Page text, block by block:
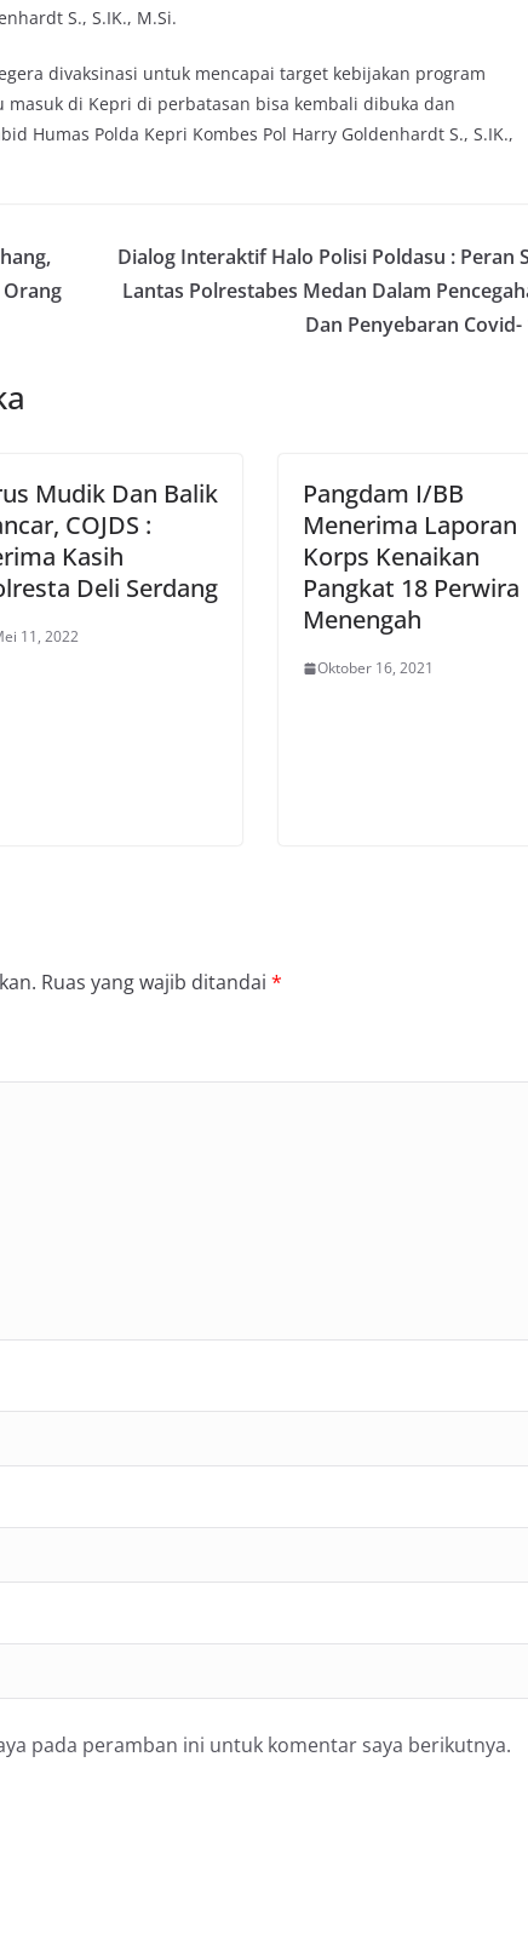
S., S.IK., M.Si.
divaksinasi untuk mencapai target kebijakan program
di Kepri di perbatasan bisa kembali dibuka dan
Humas Polda Kepri Kombes Pol Harry Goldenhardt S., S.IK.,
Dialog Interaktif Halo Polisi Poldasu : Peran
Lantas Polrestabes Medan Dalam
Dan Penyebaran Covid-
Mudik Dan Balik
COJDS :
Kasih
Deli Serdang
11, 2022
Pangdam I/BB
Menerima Laporan
Korps Kenaikan
Pangkat 18 Perwira
Menengah
Oktober 16, 2021
Ruas yang wajib ditandai *
pada peramban ini untuk komentar saya berikutnya.